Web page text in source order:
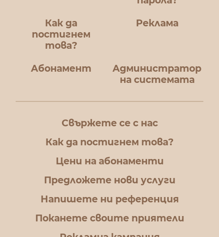
Как да
постигнем
това?
Реклама
Абонамент
Администратор
на системата
Свържете се с нас
Как да постигнем това?
Цени на абонаменти
Предложете нови услуги
Напишете ни референция
Поканете своите приятели